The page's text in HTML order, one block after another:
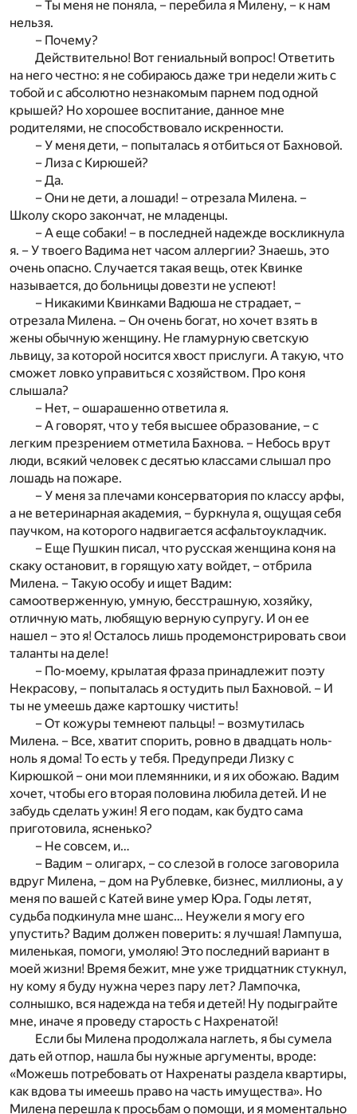
– Ты меня не поняла, – перебила я Милену, – к нам
нельзя.
– Почему?
Действительно! Вот гениальный вопрос! Ответить
на него честно: я не собираюсь даже три недели жить с
тобой и с абсолютно незнакомым парнем под одной
крышей? Но хорошее воспитание, данное мне
родителями, не способствовало искренности.
– У меня дети, – попыталась я отбиться от Бахновой.
– Лиза с Кирюшей?
– Да.
– Они не дети, а лошади! – отрезала Милена. –
Школу скоро закончат, не младенцы.
– А еще собаки! – в последней надежде воскликнула
я. – У твоего Вадима нет часом аллергии? Знаешь, это
очень опасно. Случается такая вещь, отек Квинке
называется, до больницы довезти не успеют!
– Никакими Квинками Вадюша не страдает, –
отрезала Милена. – Он очень богат, но хочет взять в
жены обычную женщину. Не гламурную светскую
львицу, за которой носится хвост прислуги. А такую, что
сможет ловко управиться с хозяйством. Про коня
слышала?
– Нет, – ошарашенно ответила я.
– А говорят, что у тебя высшее образование, – с
легким презрением отметила Бахнова. – Небось врут
люди, всякий человек с десятью классами слышал про
лошадь на пожаре.
– У меня за плечами консерватория по классу арфы,
а не ветеринарная академия, – буркнула я, ощущая себя
паучком, на которого надвигается асфальтоукладчик.
– Еще Пушкин писал, что русская женщина коня на
скаку остановит, в горящую хату войдет, – отбрила
Милена. – Такую особу и ищет Вадим:
самоотверженную, умную, бесстрашную, хозяйку,
отличную мать, любящую верную супругу. И он ее
нашел – это я! Осталось лишь продемонстрировать свои
таланты на деле!
– По-моему, крылатая фраза принадлежит поэту
Некрасову, – попыталась я остудить пыл Бахновой. – И
ты не умеешь даже картошку чистить!
– От кожуры темнеют пальцы! – возмутилась
Милена. – Все, хватит спорить, ровно в двадцать ноль-
ноль я дома! То есть у тебя. Предупреди Лизку с
Кирюшкой – они мои племянники, и я их обожаю. Вадим
хочет, чтобы его вторая половина любила детей. И не
забудь сделать ужин! Я его подам, как будто сама
приготовила, ясненько?
– Не совсем, и…
– Вадим – олигарх, – со слезой в голосе заговорила
вдруг Милена, – дом на Рублевке, бизнес, миллионы, а у
меня по вашей с Катей вине умер Юра. Годы летят,
судьба подкинула мне шанс… Неужели я могу его
упустить? Вадим должен поверить: я лучшая! Лампуша,
миленькая, помоги, умоляю! Это последний вариант в
моей жизни! Время бежит, мне уже тридцатник стукнул,
ну кому я буду нужна через пару лет? Лампочка,
солнышко, вся надежда на тебя и детей! Ну подыграйте
мне, иначе я проведу старость с Нахренатой!
Если бы Милена продолжала наглеть, я бы сумела
дать ей отпор, нашла бы нужные аргументы, вроде:
«Можешь потребовать от Нахренаты раздела квартиры,
как вдова ты имеешь право на часть имущества». Но
Милена перешла к просьбам о помощи, и я моментально